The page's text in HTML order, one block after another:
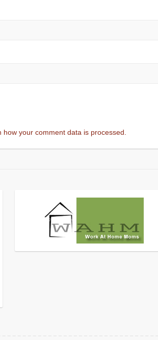
how your comment data is processed.